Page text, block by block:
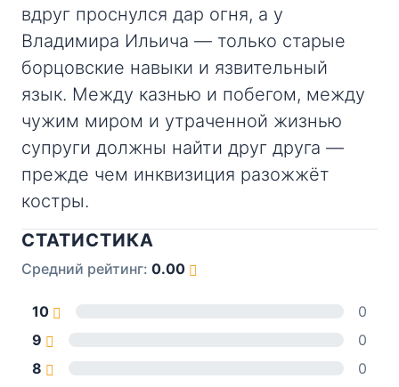
вдруг проснулся дар огня, а у
Владимира Ильича — только старые
борцовские навыки и язвительный
язык. Между казнью и побегом, между
чужим миром и утраченной жизнью
супруги должны найти друг друга —
прежде чем инквизиция разожжёт
костры.
СТАТИСТИКА
Средний рейтинг: 0.00
10
0
9
0
8
0